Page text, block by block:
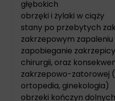
głębokich
obrzęki i żylaki w ciąży
stany po przebytych
zakrzepowym
zapobieganie zakrzepicy
chirurgii, oraz
zakrzepowo-zatorowej
ortopedia, ginekologia)
obrzeki kończyn